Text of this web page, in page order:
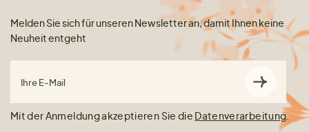
Melden Sie sich für unseren Newsletter an, damit Ihnen keine
Neuheit entgeht
Ihre E-Mail
Mit der Anmeldung akzeptieren Sie die Datenverarbeitung.